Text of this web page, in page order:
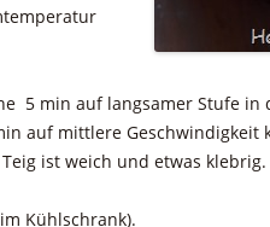
5 min auf langsamer Stufe in
auf mittlere Geschwindigkeit
ist weich und etwas klebrig.
Kühlschrank).